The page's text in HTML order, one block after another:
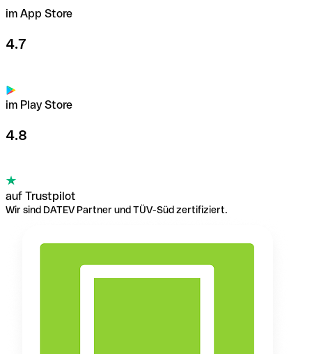
im App Store
4.7
im Play Store
4.8
auf Trustpilot
Wir sind DATEV Partner und TÜV-Süd zertifiziert.